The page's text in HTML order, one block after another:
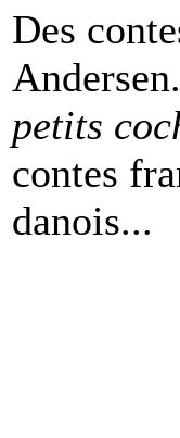
Des
petits
contes
danois...